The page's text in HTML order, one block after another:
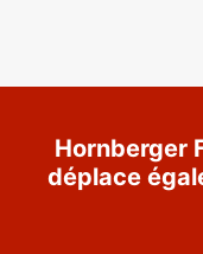
Hornberger
déplace